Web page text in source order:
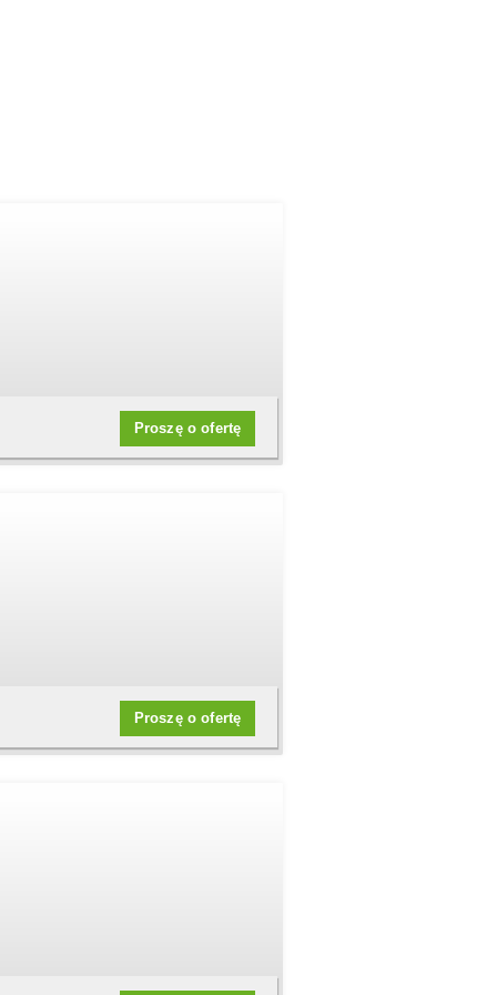
Proszę o ofertę
Proszę o ofertę